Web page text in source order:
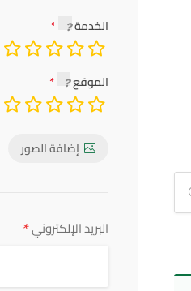
الخدمة
الموقع
إضافة الصور
البريد الإلكتروني*